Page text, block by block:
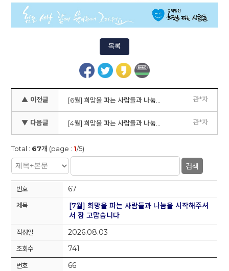
목록
▲ 이전글 관*자
▼ 다음글 관*자
Total : 67개 (page : 1/5)
검색
67
[7월] 희망을 파는 사람들과 나눔을 시작해주셔
서 참 고맙습니다
2026.08.03
741
66